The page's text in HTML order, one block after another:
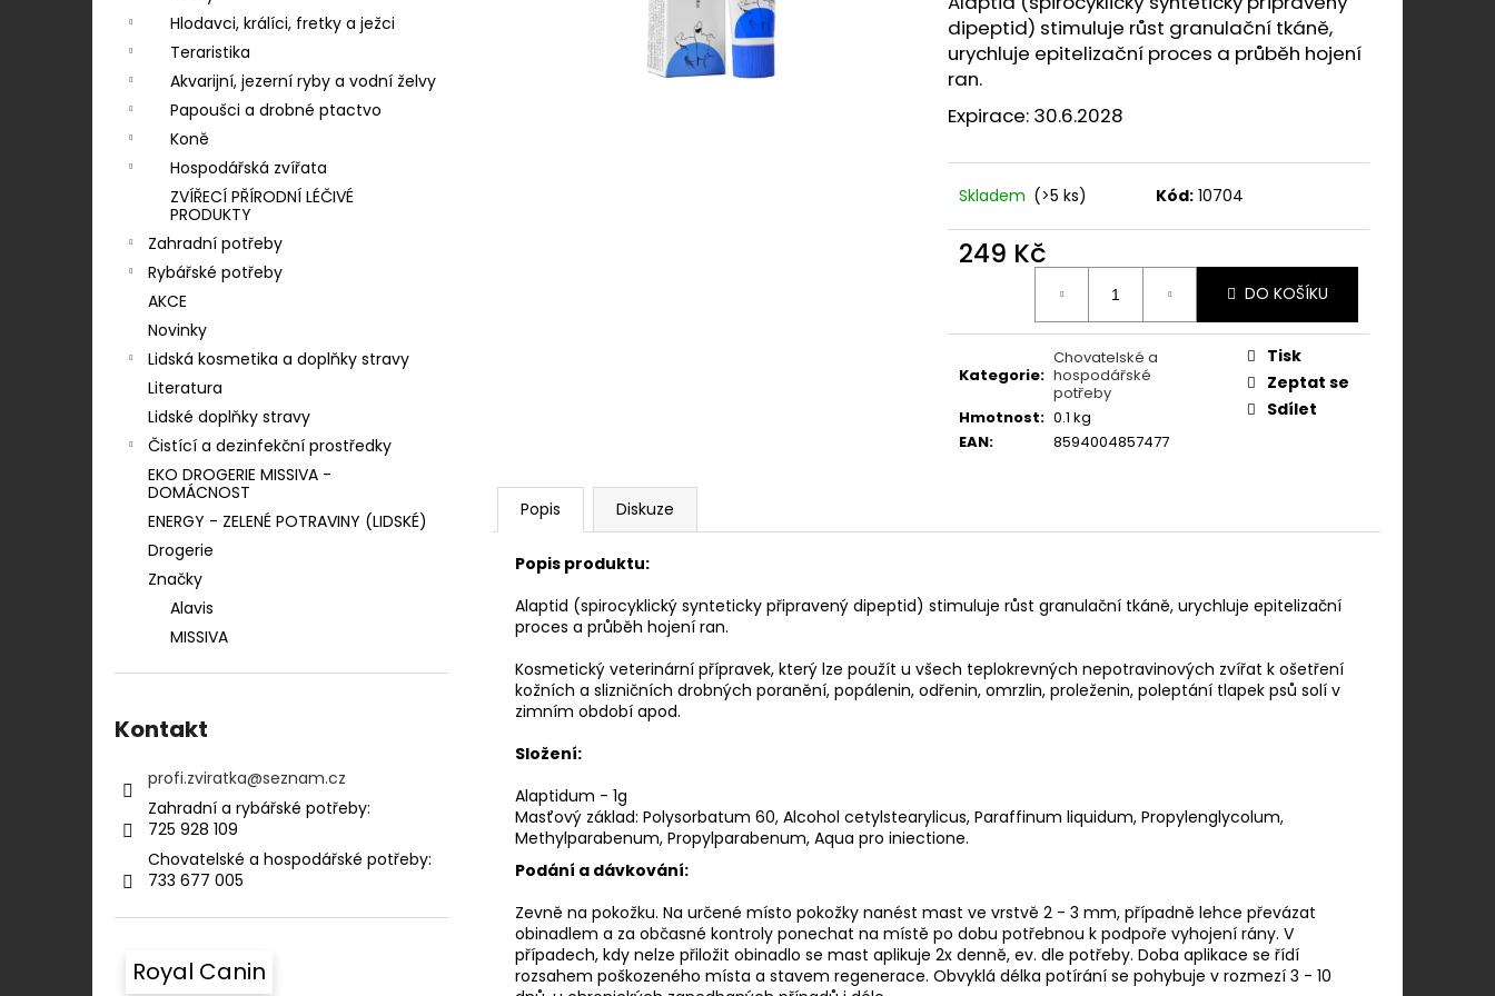
Hlodavci, králíci, fretky a ježci
Teraristika
Akvarijní, jezerní ryby a vodní želvy
Papoušci a drobné ptactvo
Koně
Hospodářská zvířata
ZVÍŘECÍ PŘÍRODNÍ LÉČIVÉ
PRODUKTY
Zahradní potřeby
Rybářské potřeby
AKCE
Novinky
Lidská kosmetika a doplňky stravy
Literatura
Lidské doplňky stravy
Čistící a dezinfekční prostředky
EKO DROGERIE MISSIVA -
DOMÁCNOST
ENERGY - ZELENÉ POTRAVINY (LIDSKÉ)
Drogerie
Značky
Alavis
MISSIVA
Kontakt
profi.zviratka@seznam.cz
Zahradní a rybářské potřeby:⠀⠀⠀⠀⠀⠀⠀
725 928 109​​
Chovatelské a hospodářské potřeby:​​⠀
733 677 005
Royal Canin
dipeptid) stimuluje růst granulační tkáně,
urychluje epitelizační proces a průběh hojení
ran.
Expirace: 30.6.2028
Skladem (>5 ks) Kód: 10704
249 Kč
DO KOŠÍKU
Kategorie:
Chovatelské a
hospodářské
potřeby
Hmotnost: 0.1 kg
EAN: 8594004857477
Tisk
Zeptat se
Sdílet
Popis Diskuze
Popis produktu:
Alaptid (spirocyklický synteticky připravený dipeptid) stimuluje růst granulační tkáně, urychluje epitelizační
proces a průběh hojení ran.
Kosmetický veterinární přípravek, který lze použít u všech teplokrevných nepotravinových zvířat k ošetření
kožních a slizničních drobných poranění, popálenin, odřenin, omrzlin, proleženin, poleptání tlapek psů solí v
zimním období apod.
Složení:
Alaptidum - 1g
Masťový základ: Polysorbatum 60, Alcohol cetylstearylicus, Paraffinum liquidum, Propylenglycolum,
Methylparabenum, Propylparabenum, Aqua pro iniectione.
Podání a dávkování:
Zevně na pokožku. Na určené místo pokožky nanést mast ve vrstvě 2 - 3 mm, případně lehce převázat
obinadlem a za občasné kontroly ponechat na místě po dobu potřebnou k podpoře vyhojení rány. V
případech, kdy nelze přiložit obinadlo se mast aplikuje 2x denně, ev. dle potřeby. Doba aplikace se řídí
rozsahem poškozeného místa a stavem regenerace. Obvyklá délka potírání se pohybuje v rozmezí 3 - 10
LOJSEMENNÁ KOULE - 90 G
KAPSIČKA KATTOVIT URINARY KUŘE 85G
ALAVIS CELADRIN 500 MG 60TBL.